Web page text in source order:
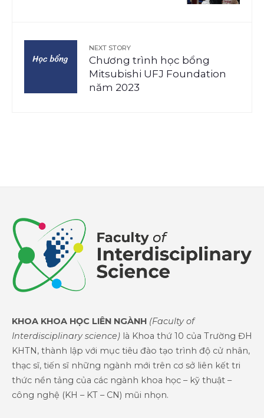
NEXT STORY
Chương trình học bổng
Mitsubishi UFJ Foundation
năm 2023
KHOA KHOA HỌC LIÊN NGÀNH (Faculty of
Interdisciplinary science) là Khoa thứ 10 của Trường ĐH
KHTN, thành lập với mục tiêu đào tạo trình độ cử nhân,
thạc sĩ, tiến sĩ những ngành mới trên cơ sở liên kết tri
thức nền tảng của các ngành khoa học – kỹ thuật –
công nghệ (KH – KT – CN) mũi nhọn.